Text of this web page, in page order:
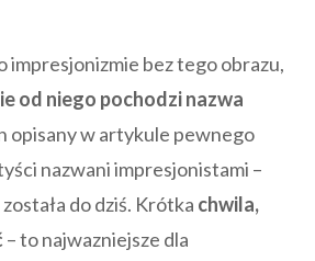
impresjonizmie bez tego obrazu,
od niego pochodzi nazwa
opisany w artykule pewnego
nazwani impresjonistami –
do dziś. Krótka chwila,
– to najwazniejsze dla